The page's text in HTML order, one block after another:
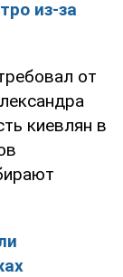
из-за
от
киевлян в